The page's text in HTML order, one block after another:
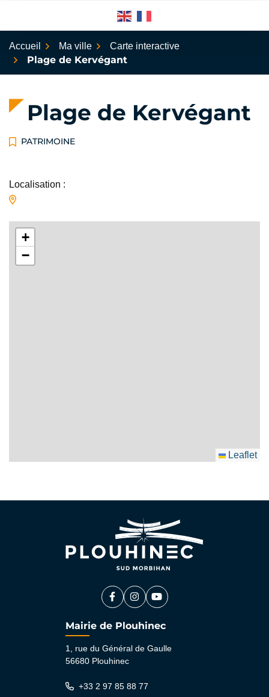
Accueil
Ma ville Carte interactive
Plage de Kervégant
Plage de Kervégant
PATRIMOINE
Localisation :
+
−
Leaflet
Facebook
(ouverture dans un nouvel onglet)
Instagram
(ouverture dans un nouvel
YouTube
(ouverture dans un
Mairie de Plouhinec
1, rue du Général de Gaulle
56680 Plouhinec
+33 2 97 85 88 77